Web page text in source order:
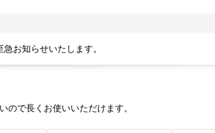
お知らせいたします。
ので長くお使いいただけます。